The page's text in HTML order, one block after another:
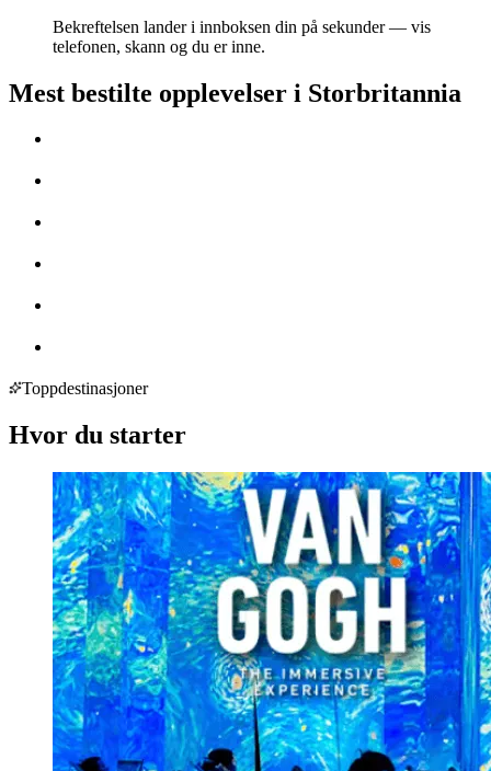
Bekreftelsen lander i innboksen din på sekunder — vis
telefonen, skann og du er inne.
Mest bestilte opplevelser i Storbritannia
Toppdestinasjoner
Hvor du starter